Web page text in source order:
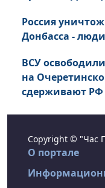
Россия
Донбасса -
ВСУ
на
сдерживают РФ
Copyright © "Час
О портале